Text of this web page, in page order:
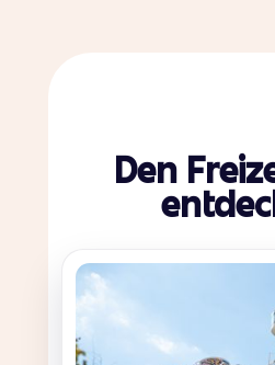
Den